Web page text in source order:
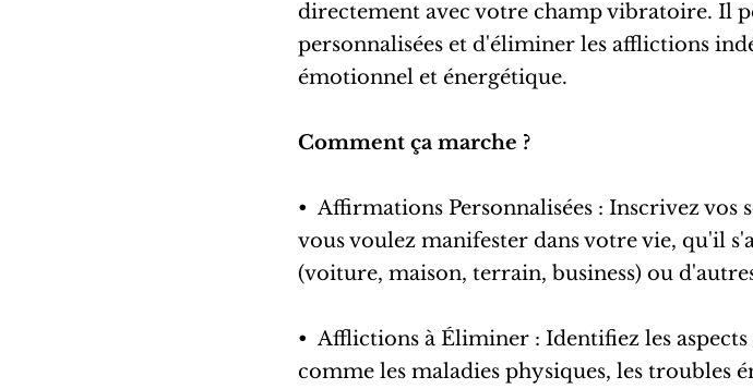
directement avec votre champ vibratoire. Il
personnalisées et d'éliminer les afflictions
émotionnel et énergétique.
Comment ça marche ?
•⁠ ⁠Affirmations Personnalisées : Inscrivez vos
vous voulez manifester dans votre vie, qu'il
(voiture, maison, terrain, business) ou
•⁠ ⁠Afflictions à Éliminer : Identifiez les
comme les maladies physiques, les troubles